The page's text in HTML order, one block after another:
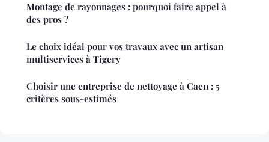
Montage de rayonnages : pourquoi faire appel à
des pros ?
Le choix idéal pour vos travaux avec un artisan
multiservices à Tigery
Choisir une entreprise de nettoyage à Caen : 5
critères sous-estimés